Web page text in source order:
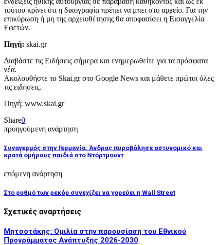
τούτου κρίνει ότι η δικογραφία πρέπει να μπει στο αρχείο. Για την
επικύρωση ή μη της αρχειοθέτησης θα αποφασίσει η Εισαγγελία
Εφετών.
Πηγή: skai.gr
Διαβάστε τις Ειδήσεις σήμερα και ενημερωθείτε για τα πρόσφατα
νέα.
Ακολουθήστε το Skai.gr στο Google News και μάθετε πρώτοι όλες
τις ειδήσεις.
Πηγή: www.skai.gr
Share0
προηγούμενη ανάρτηση
Συναγερμός στην Γερμανία: Άνδρας πυροβόλησε αστυνομικό και
κρατά ομήρους παιδιά στο Ντόρτμουντ
επόμενη ανάρτηση
Στο ρυθμό των ρεκόρ συνεχίζει να χορεύει η Wall Street
Σχετικές αναρτήσεις
Μητσοτάκης: Ομιλία στην παρουσίαση του Εθνικού
Προγράμματος Ανάπτυξης 2026-2030